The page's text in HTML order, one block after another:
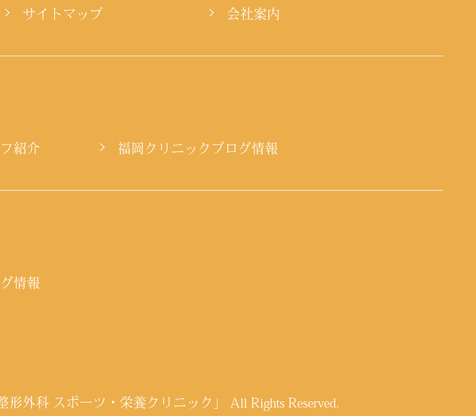
サイトマップ 会社案内
紹介 福岡クリニックブログ情報
情報
形外科 スポーツ・栄養クリニック」 All Rights Reserved.